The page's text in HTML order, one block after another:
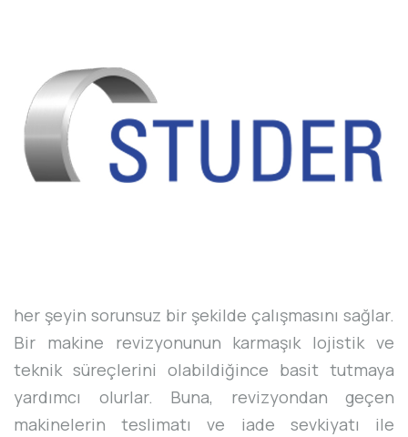
her şeyin sorunsuz bir şekilde çalışmasını sağlar.
Bir makine revizyonunun karmaşık lojistik ve
teknik süreçlerini olabildiğince basit tutmaya
yardımcı olurlar. Buna, revizyondan geçen
makinelerin teslimatı ve iade sevkiyatı ile